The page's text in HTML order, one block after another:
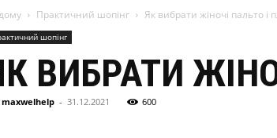
Практичний шопінг Як вибрати жіночі пальто і
шопінг
ВИБРАТИ
maxwelhelp - 31.12.2021 600